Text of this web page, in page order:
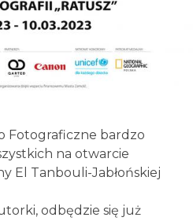
Fotograficzne bardzo
na otwarcie
El Tanbouli-Jabłońskiej
odbędzie się już